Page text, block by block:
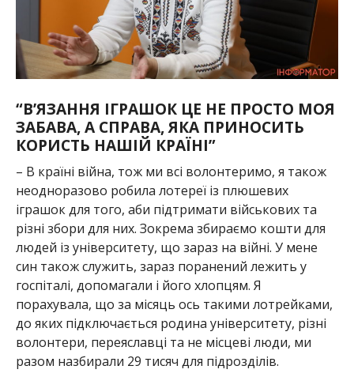
“В’ЯЗАННЯ ІГРАШОК ЦЕ НЕ ПРОСТО МОЯ
ЗАБАВА, А СПРАВА, ЯКА ПРИНОСИТЬ
КОРИСТЬ НАШІЙ КРАЇНІ”
– В країні війна, тож ми всі волонтеримо, я також
неодноразово робила лотереї із плюшевих
іграшок для того, аби підтримати військових та
різні збори для них. Зокрема збираємо кошти для
людей із університету, що зараз на війні. У мене
син також служить, зараз поранений лежить у
госпіталі, допомагали і його хлопцям. Я
порахувала, що за місяць ось такими лотрейками,
до яких підключається родина університету, різні
волонтери, переяславці та не місцеві люди, ми
разом назбирали 29 тисяч для підрозділів.